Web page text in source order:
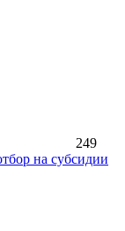
249
на субсидии